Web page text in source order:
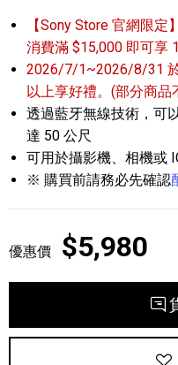
【Sony Store 官網限
消費滿 $15,000 即可享
2026/7/1~2026/8/31
以上享好禮。(部分商品
透過藍牙無線技術，可
達 50 公尺
可用於攝影機、相機或
※ 購買前請務必先確認
優惠價 $5,980